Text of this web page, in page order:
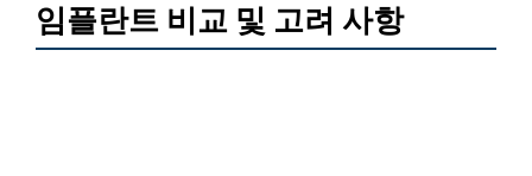
임플란트 비교 및 고려 사항